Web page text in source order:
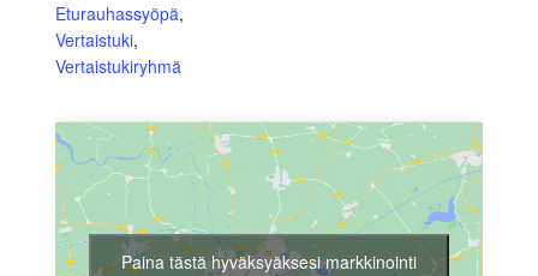
Eturauhassyöpä,
Vertaistuki,
Vertaistukiryhmä
Paina tästä hyväksyäksesi markkinointi